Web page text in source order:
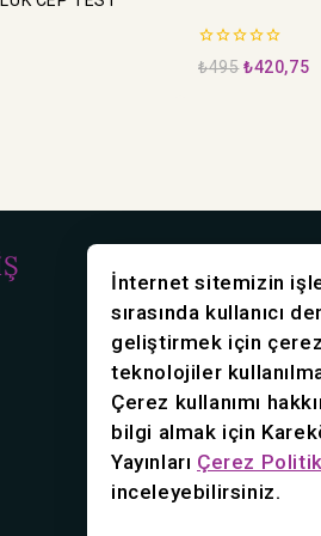
0
5
₺495 ₺420,75
Rasimpaşa mah.
Kadıköy/İstanbul
Telefon:0216 418
Faks:0216 449 67
E-Posta:
İnternet sitemizin
sırasında kullanıcı
geliştirmek için
teknolojiler
Çerez kullanımı
bilgi almak için
Yayınları Çerez
inceleyebilirsiniz.